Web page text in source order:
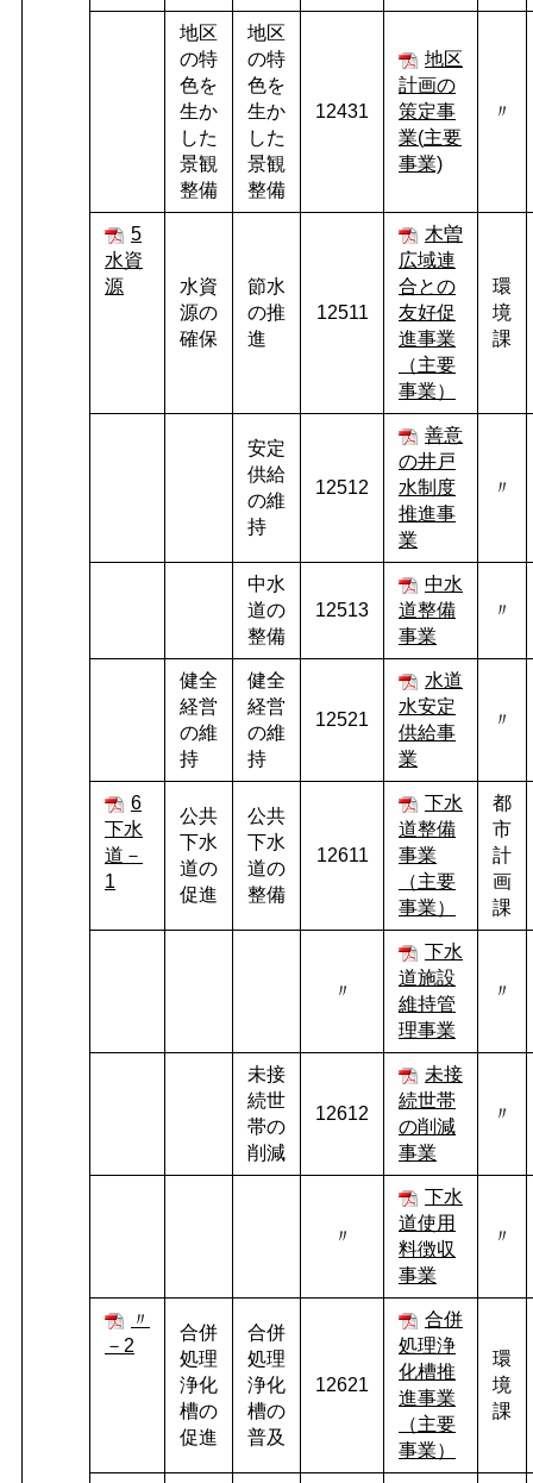
地区
の特
色を
生か
した
景観
整備
地区
の特
色を
生か
した
景観
整備
12431
地区
計画の
策定事
業(主要
事業)
〃
5
水資
源
水資
源の
確保
節水
の推
進
12511
木曽
広域連
合との
友好促
進事業
（主要
事業）
環
境
課
安定
供給
の維
持
12512
善意
の井戸
水制度
推進事
業
〃
中水
道の
整備
12513
中水
道整備
事業
〃
健全
経営
の維
持
健全
経営
の維
持
12521
水道
水安定
供給事
業
〃
6
下水
道－
1
公共
下水
道の
促進
公共
下水
道の
整備
12611
下水
道整備
事業
（主要
事業）
都
市
計
画
課
〃
下水
道施設
維持管
理事業
〃
未接
続世
帯の
削減
12612
未接
続世帯
の削減
事業
〃
〃
下水
道使用
料徴収
事業
〃
〃
－2
合併
処理
浄化
槽の
促進
合併
処理
浄化
槽の
普及
12621
合併
処理浄
化槽推
進事業
（主要
事業）
環
境
課